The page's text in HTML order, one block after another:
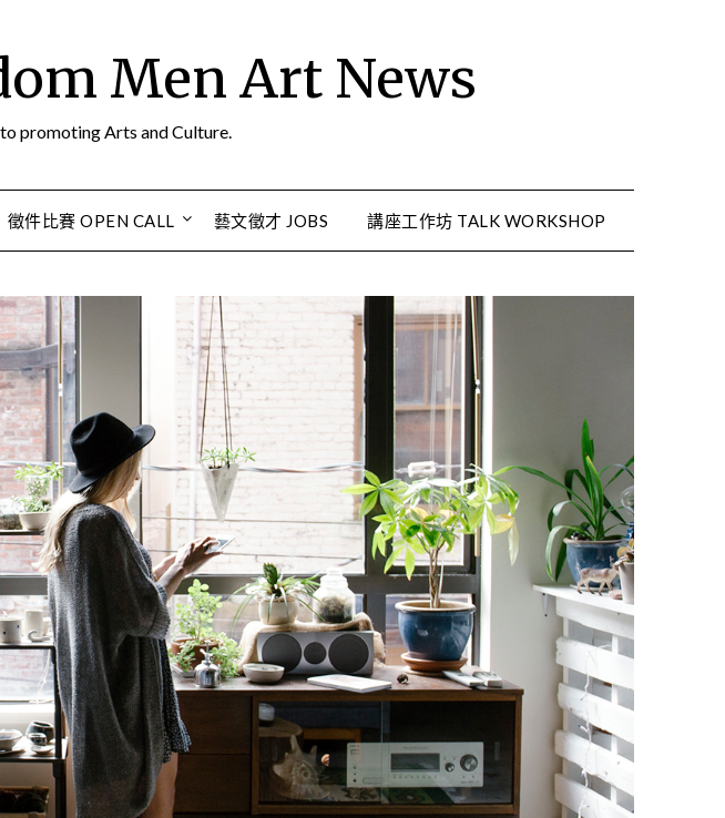
Men Art News
promoting Arts and Culture.
徵件比賽 OPEN CALL 藝文徵才 JOBS 講座工作坊 TALK WORKSHOP